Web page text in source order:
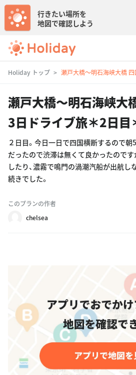
行きたい場所を
地図で確認しよう
Holiday トップ 瀬戸大橋〜明石海峡大橋
瀬戸大橋〜明石海峡大
3日ドライブ旅＊2日目
２日目。今日一日で四国横断するので朝
だったので渋滞は無くて良かったのです
したり、濃霧で鳴門の渦潮汽船が出航し
続きでした。
このプランの作者
chelsea